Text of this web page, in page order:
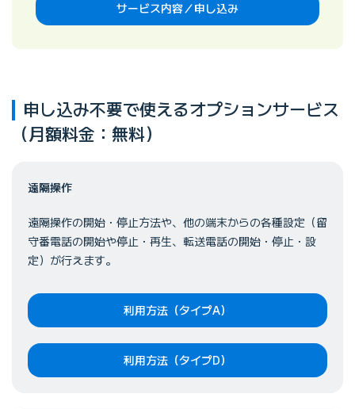
サービス内容／申し込み
申し込み不要で使えるオプションサービス
（月額料金：無料）
遠隔操作
遠隔操作の開始・停止方法や、他の端末からの各種設定（留
守番電話の開始や停止・再生、転送電話の開始・停止・設
定）が行えます。
利用方法（タイプA）
利用方法（タイプD）